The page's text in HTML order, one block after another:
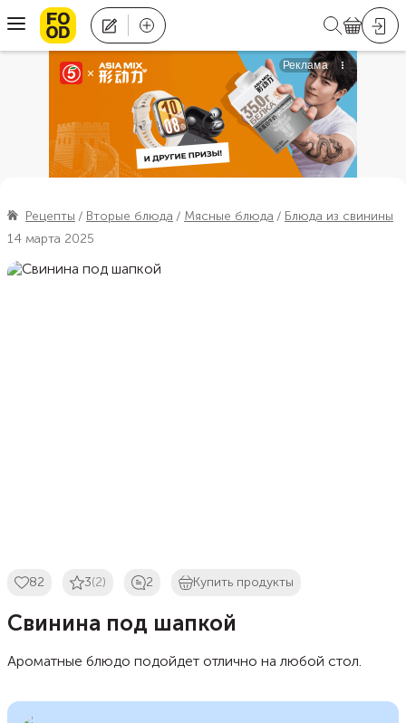
Рецепты Вторые блюда Мясные блюда
Блюда из свинины
14 марта 2025
82 3(2) 2 Купить продукты
Свинина под шапкой
Ароматные блюдо подойдет отлично на любой стол.